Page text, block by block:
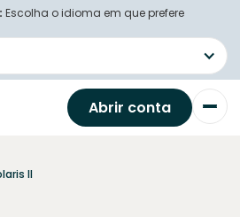
Escolha o idioma em que prefere
Abrir conta
II